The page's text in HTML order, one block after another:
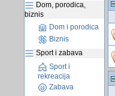
Dom, porodica,
biznis
Dom i porodica
Biznis
Sport i zabava
Sport i
rekreacija
Zabava